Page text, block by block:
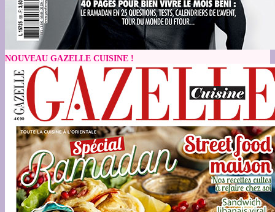
NOUVEAU GAZELLE CUISINE !